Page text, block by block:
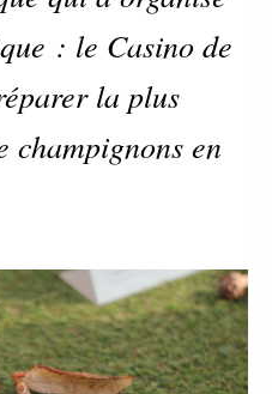
: le Casino de
la plus
champignons en